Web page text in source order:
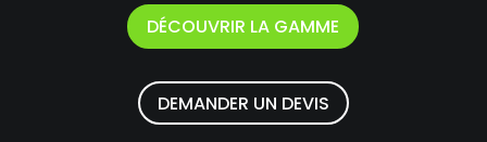
DÉCOUVRIR LA GAMME
DEMANDER UN DEVIS